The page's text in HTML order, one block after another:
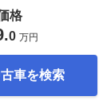
格
.0 万円
車を検索